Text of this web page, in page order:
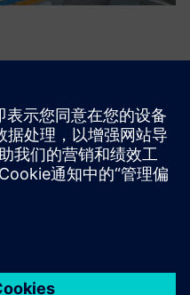
exchange between
data quality tools and